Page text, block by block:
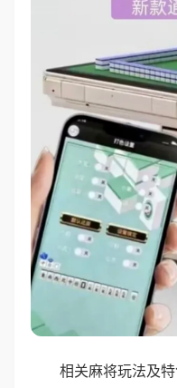
相关麻将玩法及